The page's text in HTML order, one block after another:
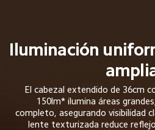
Iluminación
El cabezal extendido de 36cm
150lm* ilumina áreas
completo, asegurando visibilidad
lente texturizada reduce